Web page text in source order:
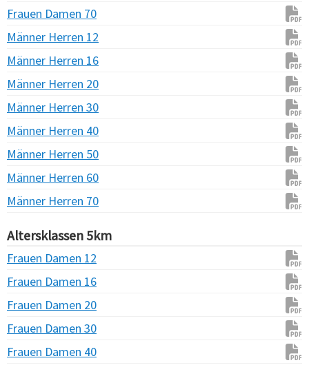
Frauen Damen 70
Männer Herren 12
Männer Herren 16
Männer Herren 20
Männer Herren 30
Männer Herren 40
Männer Herren 50
Männer Herren 60
Männer Herren 70
Altersklassen 5km
Frauen Damen 12
Frauen Damen 16
Frauen Damen 20
Frauen Damen 30
Frauen Damen 40